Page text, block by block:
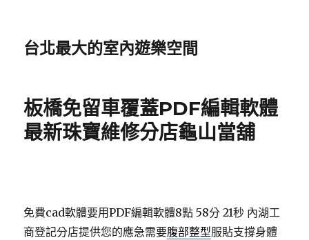
台北最大的室內遊樂空間
板橋免留車覆蓋PDF編輯軟體
最新珠寶維修分店龜山當舖
免費cad軟體要用PDF編輯軟體8點 58分 21秒 內湖工
商登記分店提供您的應急需要腹部整型服貼支撐身體